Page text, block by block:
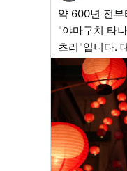
약 600년 전부
"야마구치 타
츠리"입니다.
린 수만 개의
들리며 거리
으로 감쌉니다
이 수많은 등
촛불로 밝혀지
입니다! 전등
은은하게 흔들